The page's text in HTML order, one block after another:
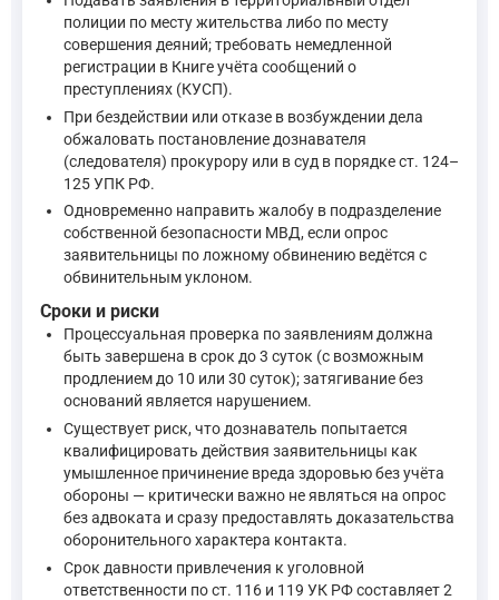
полиции по месту жительства либо по месту
совершения деяний; требовать немедленной
регистрации в Книге учёта сообщений о
преступлениях (КУСП).
При бездействии или отказе в возбуждении дела
обжаловать постановление дознавателя
(следователя) прокурору или в суд в порядке ст. 124–
125 УПК РФ.
Одновременно направить жалобу в подразделение
собственной безопасности МВД, если опрос
заявительницы по ложному обвинению ведётся с
обвинительным уклоном.
Сроки и риски
Процессуальная проверка по заявлениям должна
быть завершена в срок до 3 суток (с возможным
продлением до 10 или 30 суток); затягивание без
оснований является нарушением.
Существует риск, что дознаватель попытается
квалифицировать действия заявительницы как
умышленное причинение вреда здоровью без учёта
обороны — критически важно не являться на опрос
без адвоката и сразу предоставлять доказательства
оборонительного характера контакта.
Срок давности привлечения к уголовной
ответственности по ст. 116 и 119 УК РФ составляет 2